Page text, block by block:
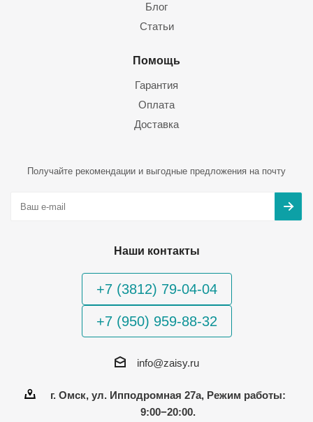
Блог
Статьи
Помощь
Гарантия
Оплата
Доставка
Получайте рекомендации и выгодные предложения на почту
Наши контакты
+7 (3812) 79-04-04
+7 (950) 959-88-32
info@zaisy.ru
г. Омск, ул. Ипподромная 27а, Режим работы:
9:00−20:00.